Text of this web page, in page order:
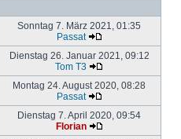
Sonntag 7. März 2021, 01:35
Passat
Dienstag 26. Januar 2021, 09:12
Tom T3
Montag 24. August 2020, 08:28
Passat
Dienstag 7. April 2020, 09:54
Florian